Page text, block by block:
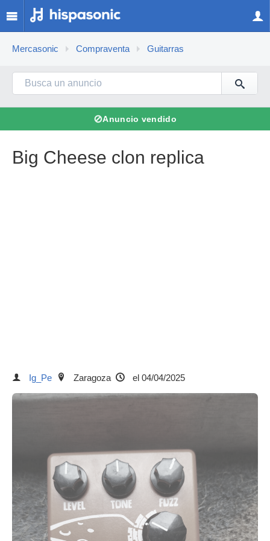
Mercasonic Compraventa Guitarras
⊘Anuncio vendido
Big Cheese clon replica
Ig_Pe Zaragoza el 04/04/2025